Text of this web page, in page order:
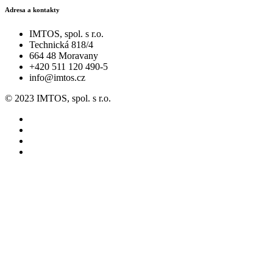
Adresa a kontakty
IMTOS, spol. s r.o.
Technická 818/4
664 48 Moravany
+420 511 120 490-5
info@imtos.cz
© 2023 IMTOS, spol. s r.o.